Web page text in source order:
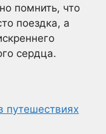
помнить, что
поездка, а
сердца.
путешествиях